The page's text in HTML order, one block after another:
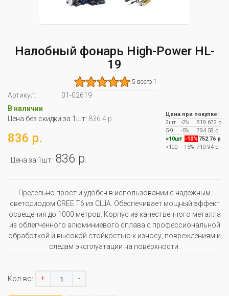
Налобный фонарь High-Power HL-
19
5 всего 1
Артикул:
01-02619
В наличии
Цена без скидки за 1шт: 836.4 р.
836 р.
Цена за 1шт: 836 р.
Цена при покупке:
2шт
-2%
819.672 р
5-9
-5%
794.58 р
>10шт -10% 752.76 р
>100
-15% 710.94 р
Предельно прост и удобен в использовании с надежным
светодиодом CREE T6 из США. Обеспечивает мощный эффект
освещения до 1000 метров. Корпус из качественного металла
из облегчённого алюминиевого сплава с профессиональной
обработкой и высокой стойкостью к износу, повреждениям и
следам эксплуатации на поверхности.
Кол-во: + -